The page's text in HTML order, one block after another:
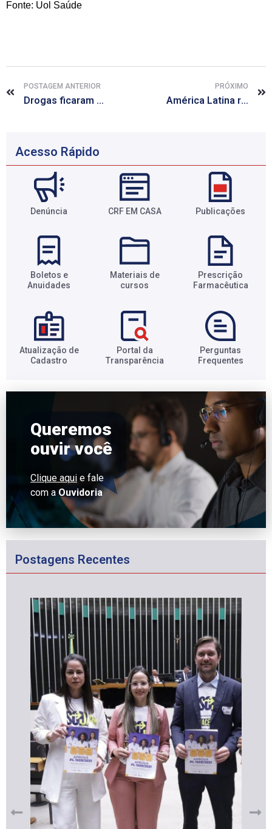
Fonte: Uol Saúde
POSTAGEM ANTERIOR
Drogas ficaram mais potentes nos últimos 20 anos, diz estudo
PRÓXIMO
América Latina registra 1ª gravidez após transplante de tecido ovárico
Acesso Rápido
Denúncia CRF EM CASA Publicações
Boletos e
Anuidades​
Materiais de
cursos​
Prescrição
Farmacêutica​
Atualização de
Cadastro​
Portal da
Transparência​
Perguntas
Frequentes​
Queremos
ouvir você
Clique aqui e fale
com aOuvidoria
Postagens Recentes